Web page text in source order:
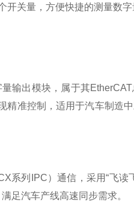
关量，方便快捷的测量数字
输出模块，属于其
准控制，适用于汽车制造
系列IPC）通信，采用“飞
足汽车产线高速同步需求。